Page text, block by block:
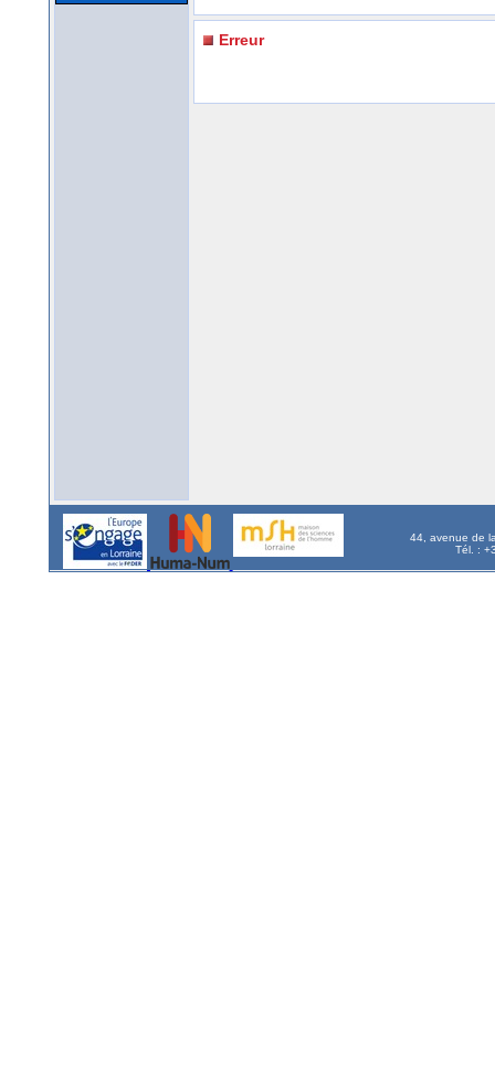
Erreur
44, avenue de
Tél. :